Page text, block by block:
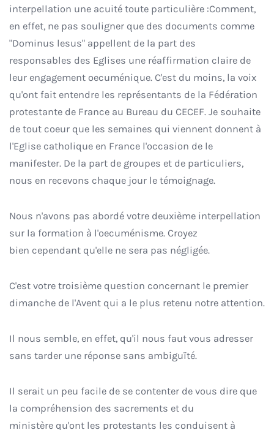
interpellation une acuité toute particulière :Comment,
en effet, ne pas souligner que des documents comme
"Dominus lesus" appellent de la part des
responsables des Eglises une réaffirmation claire de
leur engagement oecuménique. C'est du moins, la voix
qu'ont fait entendre les représentants de la Fédération
protestante de France au Bureau du CECEF. Je souhaite
de tout coeur que les semaines qui viennent donnent à
l'Eglise catholique en France l'occasion de le
manifester. De la part de groupes et de particuliers,
nous en recevons chaque jour le témoignage.
Nous n'avons pas abordé votre deuxième interpellation
sur la formation à l'oecuménisme. Croyez
bien cependant qu'elle ne sera pas négligée.
C'est votre troisième question concernant le premier
dimanche de l'Avent qui a le plus retenu notre attention.
Il nous semble, en effet, qu'il nous faut vous adresser
sans tarder une réponse sans ambiguïté.
Il serait un peu facile de se contenter de vous dire que
la compréhension des sacrements et du
ministère qu'ont les protestants les conduisent à